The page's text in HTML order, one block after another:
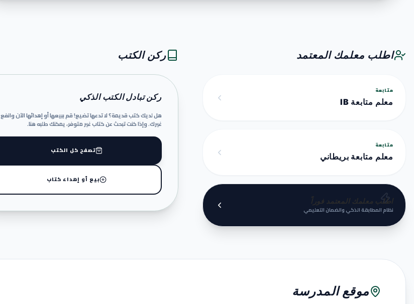
اطلب معلمك المعتمد
متابعة
معلم متابعة IB
متابعة
معلم متابعة بريطاني
اطلب معلمك المعتمد فوراً
نظام المطابقة الذكي والضمان التعليمي
ركن الكتب
ركن تبادل الكتب الذكي
هل لديك كتب قديمة؟ لا تدعها تضيع! قم ببيعها أو إهدائها الآن وانفع
غيرك. وإذا كنت تبحث عن كتاب غير متوفر، يمكنك طلبه هنا.
تصفح كل الكتب
بيع أو إهداء كتاب
موقع المدرسة